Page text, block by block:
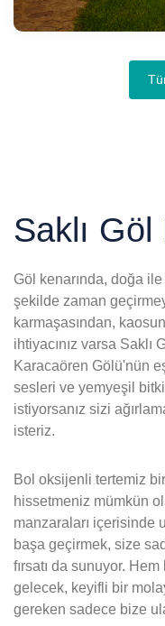
Saklı Göl
Göl kenarında, doğa
şekilde zaman
karmaşasından,
ihtiyacınız varsa Saklı
Karacaören Gölü'nün
sesleri ve yemyeşil
istiyorsanız sizi
isteriz.
Bol oksijenli tertemiz
hissetmeniz mümkün
manzaraları içerisinde
başa geçirmek, size
fırsatı da sunuyor.
gelecek, keyifli bir
gereken sadece bize